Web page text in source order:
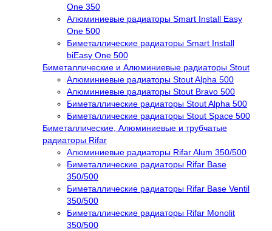
One 350
Алюминиевые радиаторы Smart Install Easy
One 500
Биметаллические радиаторы Smart Install
biEasy One 500
Биметаллические и Алюминиевые радиаторы Stout
Алюминиевые радиаторы Stout Alpha 500
Алюминиевые радиаторы Stout Bravo 500
Биметаллические радиаторы Stout Alpha 500
Биметаллические радиаторы Stout Space 500
Биметаллические, Алюминиевые и трубчатые
радиаторы Rifar
Алюминиевые радиаторы Rifar Alum 350/500
Биметаллические радиаторы Rifar Base
350/500
Биметаллические радиаторы Rifar Base Ventil
350/500
Биметаллические радиаторы Rifar Monolit
350/500